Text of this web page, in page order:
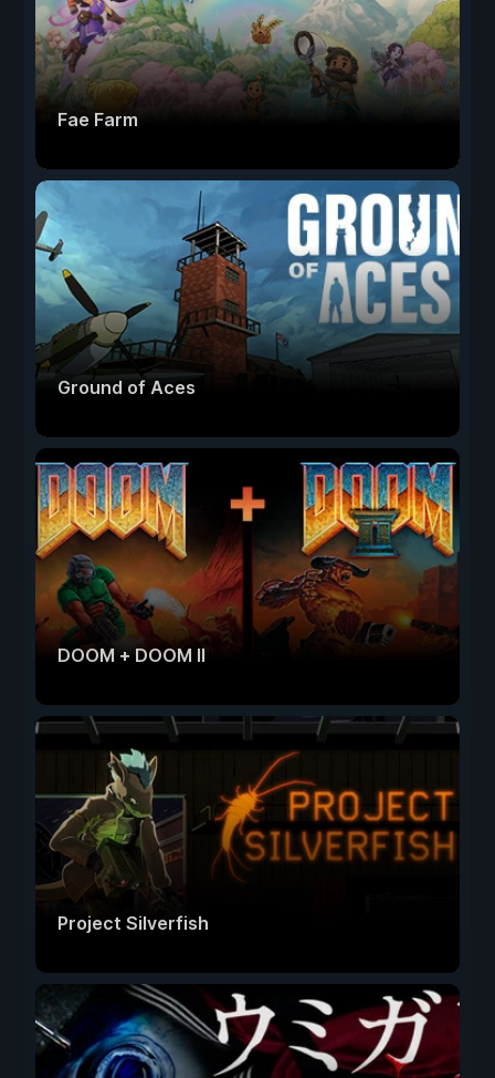
Fae Farm
Ground of Aces
DOOM + DOOM II
Project Silverfish